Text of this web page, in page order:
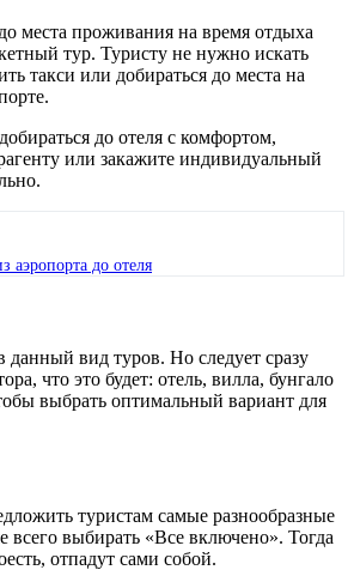
места проживания на время отдыха
тур. Туристу не нужно искать
такси или добираться до места на
до отеля с комфортом,
или закажите индивидуальный
аэропорта до отеля
вид туров. Но следует сразу
что это будет: отель, вилла, бунгало
выбрать оптимальный вариант для
туристам самые разнообразные
выбирать «Все включено». Тогда
отпадут сами собой.